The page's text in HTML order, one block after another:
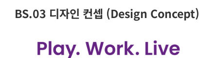
BS.03 디자인 컨셉 (Design Concept)